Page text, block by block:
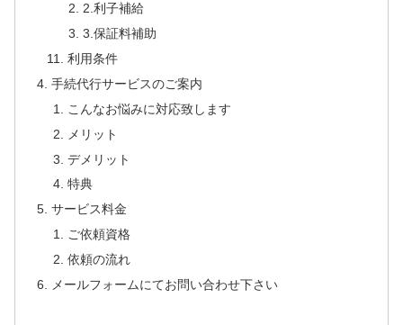
2.利子補給
3.保証料補助
利用条件
手続代行サービスのご案内
こんなお悩みに対応致します
メリット
デメリット
特典
サービス料金
ご依頼資格
依頼の流れ
メールフォームにてお問い合わせ下さい